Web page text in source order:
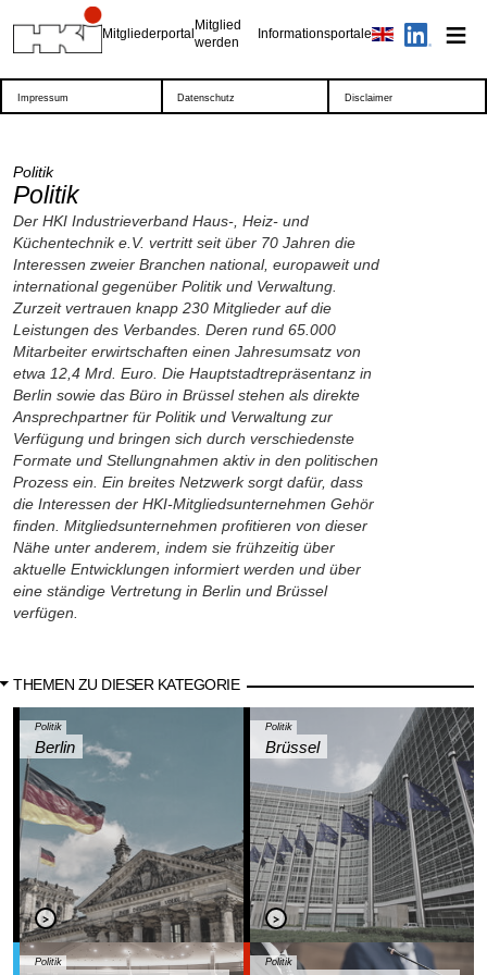
Mitgliederportal
Mitglied
werden
Informationsportale
Impressum Datenschutz Disclaimer
Politik
Politik
Der HKI Industrieverband Haus-, Heiz- und
Küchentechnik e.V. vertritt seit über 70 Jahren die
Interessen zweier Branchen national, europaweit und
international gegenüber Politik und Verwaltung.
Zurzeit vertrauen knapp 230 Mitglieder auf die
Leistungen des Verbandes. Deren rund 65.000
Mitarbeiter erwirtschaften einen Jahresumsatz von
etwa 12,4 Mrd. Euro. Die Hauptstadtrepräsentanz in
Berlin sowie das Büro in Brüssel stehen als direkte
Ansprechpartner für Politik und Verwaltung zur
Verfügung und bringen sich durch verschiedenste
Formate und Stellungnahmen aktiv in den politischen
Prozess ein. Ein breites Netzwerk sorgt dafür, dass
die Interessen der HKI-Mitgliedsunternehmen Gehör
finden. Mitgliedsunternehmen profitieren von dieser
Nähe unter anderem, indem sie frühzeitig über
aktuelle Entwicklungen informiert werden und über
eine ständige Vertretung in Berlin und Brüssel
verfügen.
THEMEN ZU DIESER KATEGORIE
Politik
Berlin
Politik
Brüssel
Politik Politik